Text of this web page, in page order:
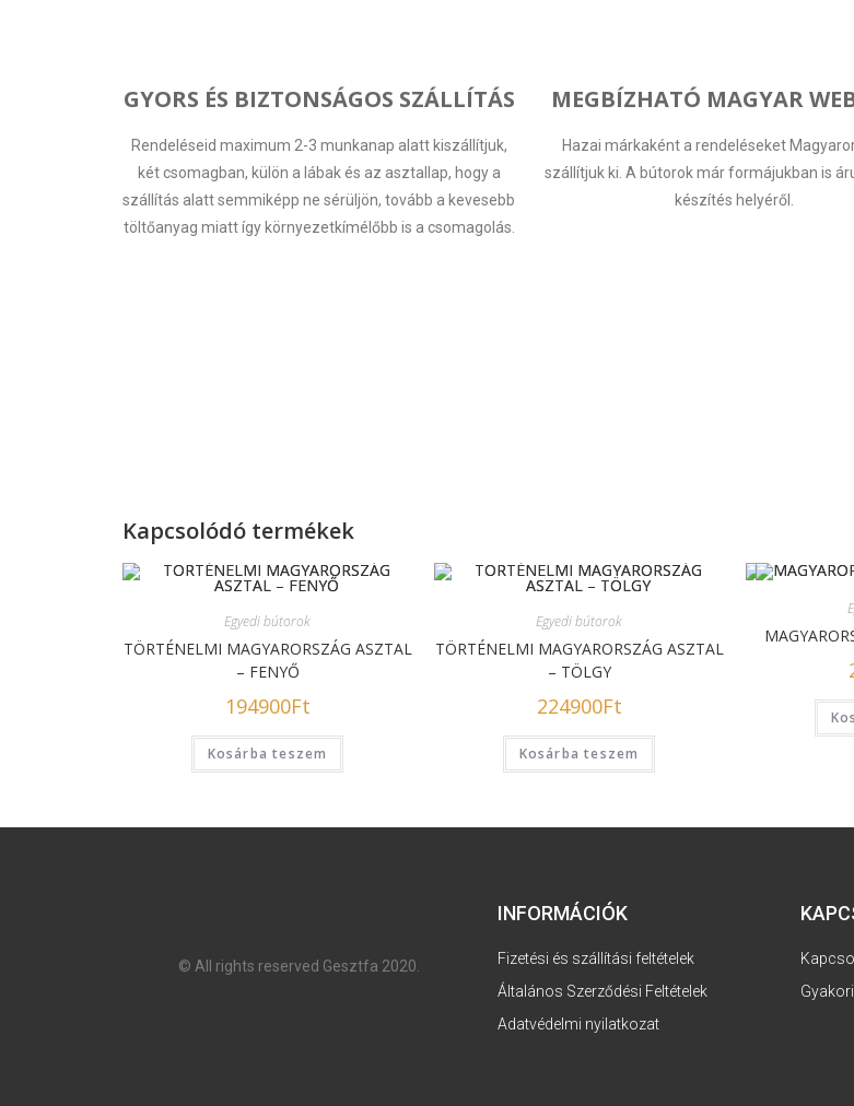
GYORS ÉS BIZTONSÁGOS SZÁLLÍTÁS
Rendeléseid maximum 2-3 munkanap alatt kiszállítjuk,
két csomagban, külön a lábak és az asztallap, hogy a
szállítás alatt semmiképp ne sérüljön, tovább a kevesebb
töltőanyag miatt így környezetkímélőbb is a csomagolás.
MEGBÍZHATÓ MAGYAR
Hazai márkaként a rendeléseket
szállítjuk ki. A bútorok már formájukban is
készítés helyéről.
Kapcsolódó termékek
Egyedi bútorok
TÖRTÉNELMI MAGYARORSZÁG ASZTAL
– FENYŐ
194900Ft
Kosárba teszem
Egyedi bútorok
TÖRTÉNELMI MAGYARORSZÁG ASZTAL
– TÖLGY
224900Ft
Kosárba teszem
© All rights reserved Gesztfa 2020.
INFORMÁCIÓK
Fizetési és szállítási feltételek
Általános Szerződési Feltételek
Adatvédelmi nyilatkozat